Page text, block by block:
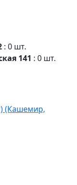
: 0 шт.
141 : 0 шт.